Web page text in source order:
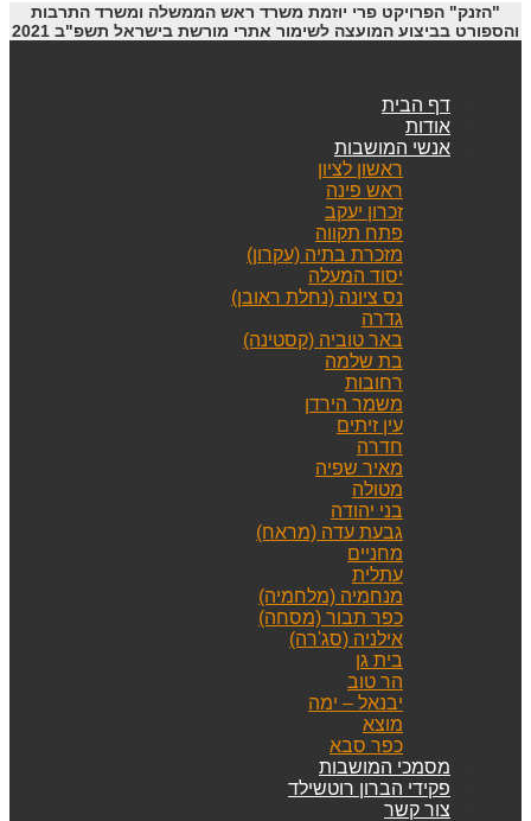
"הזנק" הפרויקט פרי יוזמת משרד ראש הממשלה ומשרד התרבות
והספורט בביצוע המועצה לשימור אתרי מורשת בישראל תשפ"ב 2021
דף הבית
אודות
אנשי המושבות
ראשון לציון
ראש פינה
זכרון יעקב
פתח תקווה
מזכרת בתיה (עקרון)
יסוד המעלה
נס ציונה (נחלת ראובן)
גדרה
באר טוביה (קסטינה)
בת שלמה
רחובות
משמר הירדן
עין זיתים
חדרה
מאיר שפיה
מטולה
בני יהודה
גבעת עדה (מראח)
מחניים
עתלית
מנחמיה (מלחמיה)
כפר תבור (מסחה)
אילניה (סג'רה)
בית גן
הר טוב
יבנאל – ימה
מוצא
כפר סבא
מסמכי המושבות
פקידי הברון רוטשילד
צור קשר